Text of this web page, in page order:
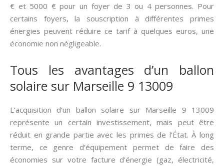
€ et 5000 € pour un foyer de 3 ou 4 personnes. Pour
certains foyers, la souscription à différentes primes
énergies peuvent réduire ce tarif à quelques euros, une
économie non négligeable.
Tous les avantages d’un ballon
solaire sur Marseille 9 13009
L’acquisition d’un ballon solaire sur Marseille 9 13009
représente un certain investissement, mais peut être
réduit en grande partie avec les primes de l’État. À long
terme, ce genre d’équipement permet de faire des
économies sur votre facture d’énergie (gaz, électricité,